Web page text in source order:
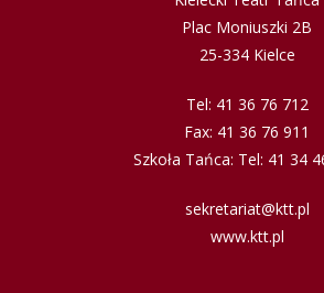
Plac Moniuszki 2B
25-334 Kielce
Tel: 41 36 76 712
Fax: 41 36 76 911
Szkoła Tańca: Tel: 41 34
sekretariat@ktt.pl
www.ktt.pl